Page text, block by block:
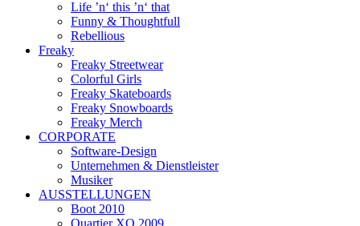
Life ’n‘ this ’n‘ that
Funny & Thoughtfull
Rebellious
Freaky
Freaky Streetwear
Colorful Girls
Freaky Skateboards
Freaky Snowboards
Freaky Merch
CORPORATE
Software-Design
Unternehmen & Dienstleister
Musiker
AUSSTELLUNGEN
Boot 2010
Quartier XO 2009